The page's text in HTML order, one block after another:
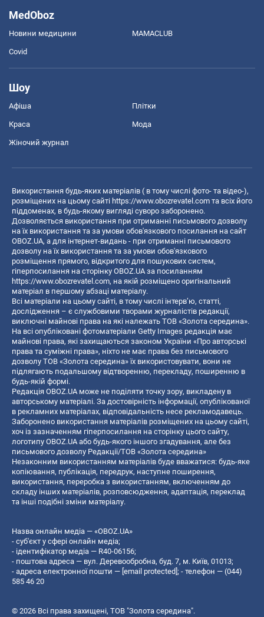
MedOboz
Новини медицини MAMACLUB
Covid
Шоу
Афіша Плітки
Краса Мода
Жіночий журнал
Використання будь-яких матеріалів ( в тому числі фото- та відео-),
розміщених на цьому сайті https://www.obozrevatel.com та всіх його
піддоменах, в будь-якому вигляді суворо заборонено.
Дозволяється використання при отриманні письмового дозволу
на їх використання та за умови обов'язкового посилання на сайт
OBOZ.UA, а для інтернет-видань - при отриманні письмового
дозволу на їх використання та за умови обов'язкового
розміщення прямого, відкритого для пошукових систем,
гіперпосилання на сторінку OBOZ.UA за посиланням
https://www.obozrevatel.com, на якій розміщено оригінальний
матеріал в першому абзаці матеріалу.
Всі матеріали на цьому сайті, в тому числі інтерв’ю, статті,
дослідження – є службовими творами журналістів редакції,
виключні майнові права на які належать ТОВ «Золота середина».
На всі опубліковані фотоматеріали Getty Images редакція має
майнові права, які захищаються законом України «Про авторські
права та суміжні права», ніхто не має права без письмового
дозволу ТОВ «Золота середина» їх використовувати, вони не
підлягають подальшому відтворенню, перекладу, поширенню в
будь-якій формі.
Редакція OBOZ.UA може не поділяти точку зору, викладену в
авторському матеріалі. За достовірність інформації, опублікованої
в рекламних матеріалах, відповідальність несе рекламодавець.
Заборонено використання матеріалів розміщених на цьому сайті,
хоч із зазначенням гіперпосилання на сторінку цього сайту,
логотипу OBOZ.UA або будь-якого іншого згадування, але без
письмового дозволу Редакції/ТОВ «Золота середина»
Незаконним використанням матеріалів буде вважатися: будь-яке
копiювання, публiкацiя, передрук, наступне поширення,
використання, переробка з використанням, включенням до
складу інших матеріалів, розповсюдження, адаптація, переклад
та інші подібні зміни матеріалу.
Назва онлайн медіа — «OBOZ.UA»
- суб'єкт у сфері онлайн медіа;
- ідентифікатор медіа — R40-06156;
- поштова адреса — вул. Деревообробна, буд. 7, м. Київ, 01013;
- адреса електронної пошти — [email protected]; - телефон — (044)
585 46 20
© 2026 Всі права захищені, ТОВ "Золота середина".